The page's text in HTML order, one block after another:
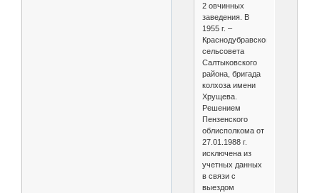
2 овчинных
заведения. В
1955 г. –
Краснодубравского
сельсовета
Салтыковского
района, бригада
колхоза имени
Хрущева.
Решением
Пензенского
облисполкома от
27.01.1988 г.
исключена из
учетных данных
в связи с
выездом